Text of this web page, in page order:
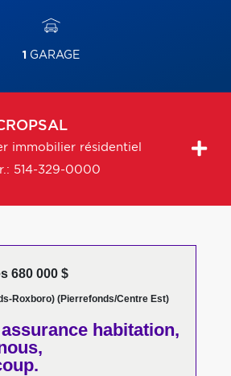
1 GARAGE
immobilier résidentiel
514-329-0000
680 000 $
Roxboro) (Pierrefonds/Centre Est)
habitation,